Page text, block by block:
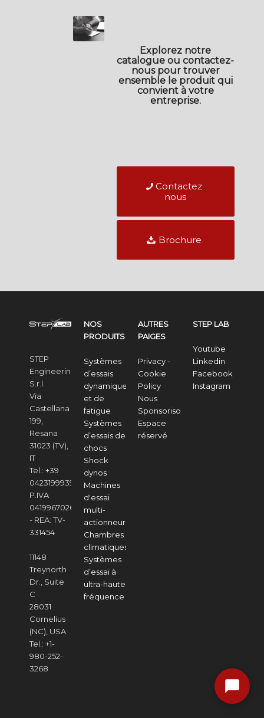
Explorez notre
catalogue ou contactez-
nous pour trouver
ensemble le produit qui
convient à votre
entreprise.
Contactez
nous
Brochure
STEP
Engineering
S.r.l.
Via
Castellana
199,
Resana
31023 (TV),
IT
Tel.: +39
04231999391
P.IVA
04199670268
- REA: TV-
331454
11148
Treynorth
Dr., Suite
C
28031
Cornelius
(NC), USA
Tel.: +1-
980-252-
3268
NOS
PRODUITS
Systèmes
d’essais
dynamiques
et de
fatigue
Systèmes
d’essais de
chocs
Shock
dynos
Machines
d'essai
multi-
actionneurs
Chambres
climatiques
Systèmes
d’essai à
ultra-haute
fréquence
AUTRES
PAIGES
Privacy -
Cookie
Policy
Nous
Sponsorisons
Espace
réservé
STEP LAB
Youtube
Linkedin
Facebook
Instagram